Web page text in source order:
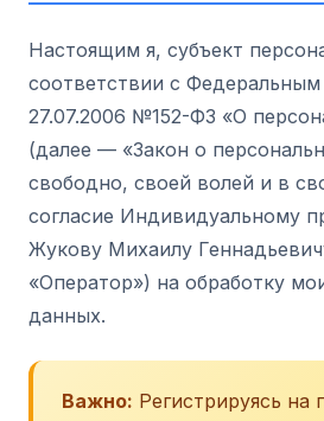
Настоящим я, субъект
соответствии с
27.07.2006 №152-ФЗ «О
(далее — «Закон о
свободно, своей волей и в
согласие Индивидуальному
Жукову Михаилу
«Оператор») на обработку
данных.
Важно: Регистрируясь на